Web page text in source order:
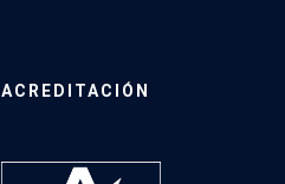
ACREDITACIÓN